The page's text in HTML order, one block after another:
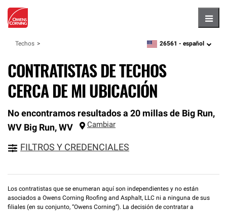
Techos zipcode, language
26561 - español
CONTRATISTAS DE TECHOS
CERCA DE MI UBICACIÓN
No encontramos resultados a 20 millas de Big Run,
WV Big Run, WV Cambiar
FILTROS Y CREDENCIALES
Los contratistas que se enumeran aquí son independientes y no están
asociados a Owens Corning Roofing and Asphalt, LLC ni a ninguna de sus
filiales (en su conjunto, “Owens Corning”). La decisión de contratar a